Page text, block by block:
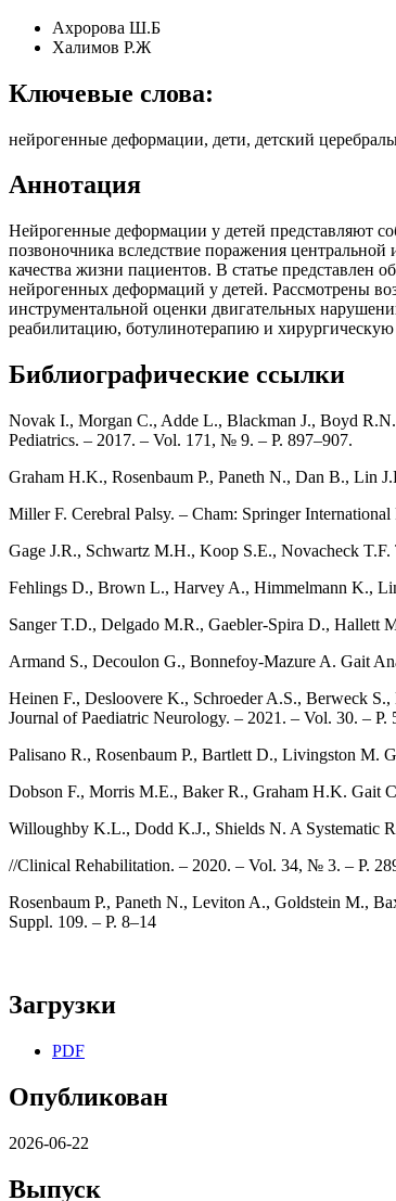
Ахророва Ш.Б
Халимов Р.Ж
Ключевые слова:
нейрогенные деформации, дети, детский
Аннотация
Нейрогенные деформации у детей представляют
позвоночника вследствие поражения
качества жизни пациентов. В статье представлен
нейрогенных деформаций у детей. Рассмотрены
инструментальной оценки двигательных
реабилитацию, ботулинотерапию и
Библиографические ссылки
Novak I., Morgan C., Adde L., Blackman J., Boyd
Pediatrics. – 2017. – Vol. 171, № 9. – P. 897–907.
Graham H.K., Rosenbaum P., Paneth N., Dan B., Lin
Miller F. Cerebral Palsy. – Cham: Springer
Gage J.R., Schwartz M.H., Koop S.E., Novacheck
Fehlings D., Brown L., Harvey A., Himmelmann K.,
Sanger T.D., Delgado M.R., Gaebler-Spira D., Hallett
Armand S., Decoulon G., Bonnefoy-Mazure A. Gait
Heinen F., Desloovere K., Schroeder A.S., Berweck
Journal of Paediatric Neurology. – 2021. – Vol. 30. – P.
Palisano R., Rosenbaum P., Bartlett D., Livingston M.
Dobson F., Morris M.E., Baker R., Graham H.K. Gait
Willoughby K.L., Dodd K.J., Shields N. A Systematic
//Clinical Rehabilitation. – 2020. – Vol. 34, № 3. – P.
Rosenbaum P., Paneth N., Leviton A., Goldstein M.,
Suppl. 109. – P. 8–14
Загрузки
PDF
Опубликован
2026-06-22
Выпуск